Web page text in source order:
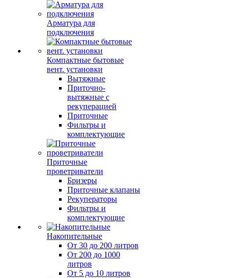
Арматура для
подключения
Компактные бытовые
вент. установки
Вытяжные
Приточно-
вытяжные с
рекуперацией
Приточные
Фильтры и
комплектующие
Приточные
проветриватели
Бризеры
Приточные клапаны
Рекуператоры
Фильтры и
комплектующие
Накопительные
От 30 до 200 литров
От 200 до 1000
литров
От 5 до 10 литров